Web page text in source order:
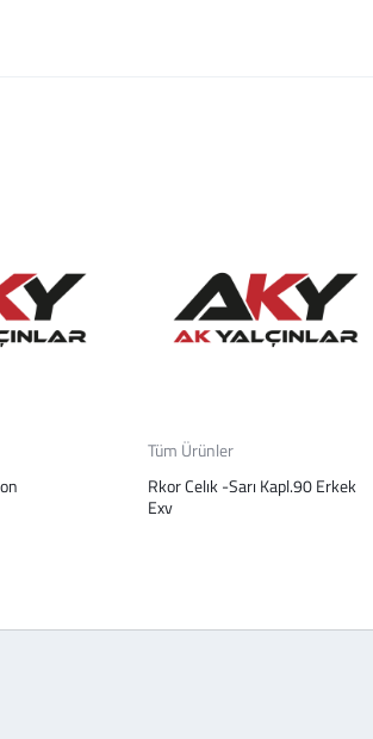
Tüm Ürünler
Rkor Celık -Sarı Kapl.90 Erkek
Exv